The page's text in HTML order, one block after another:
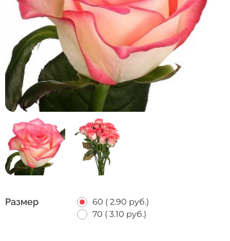
Размер 60 ( 2.90 руб.)
70 ( 3.10 руб.)
кнопку "Выбрать".